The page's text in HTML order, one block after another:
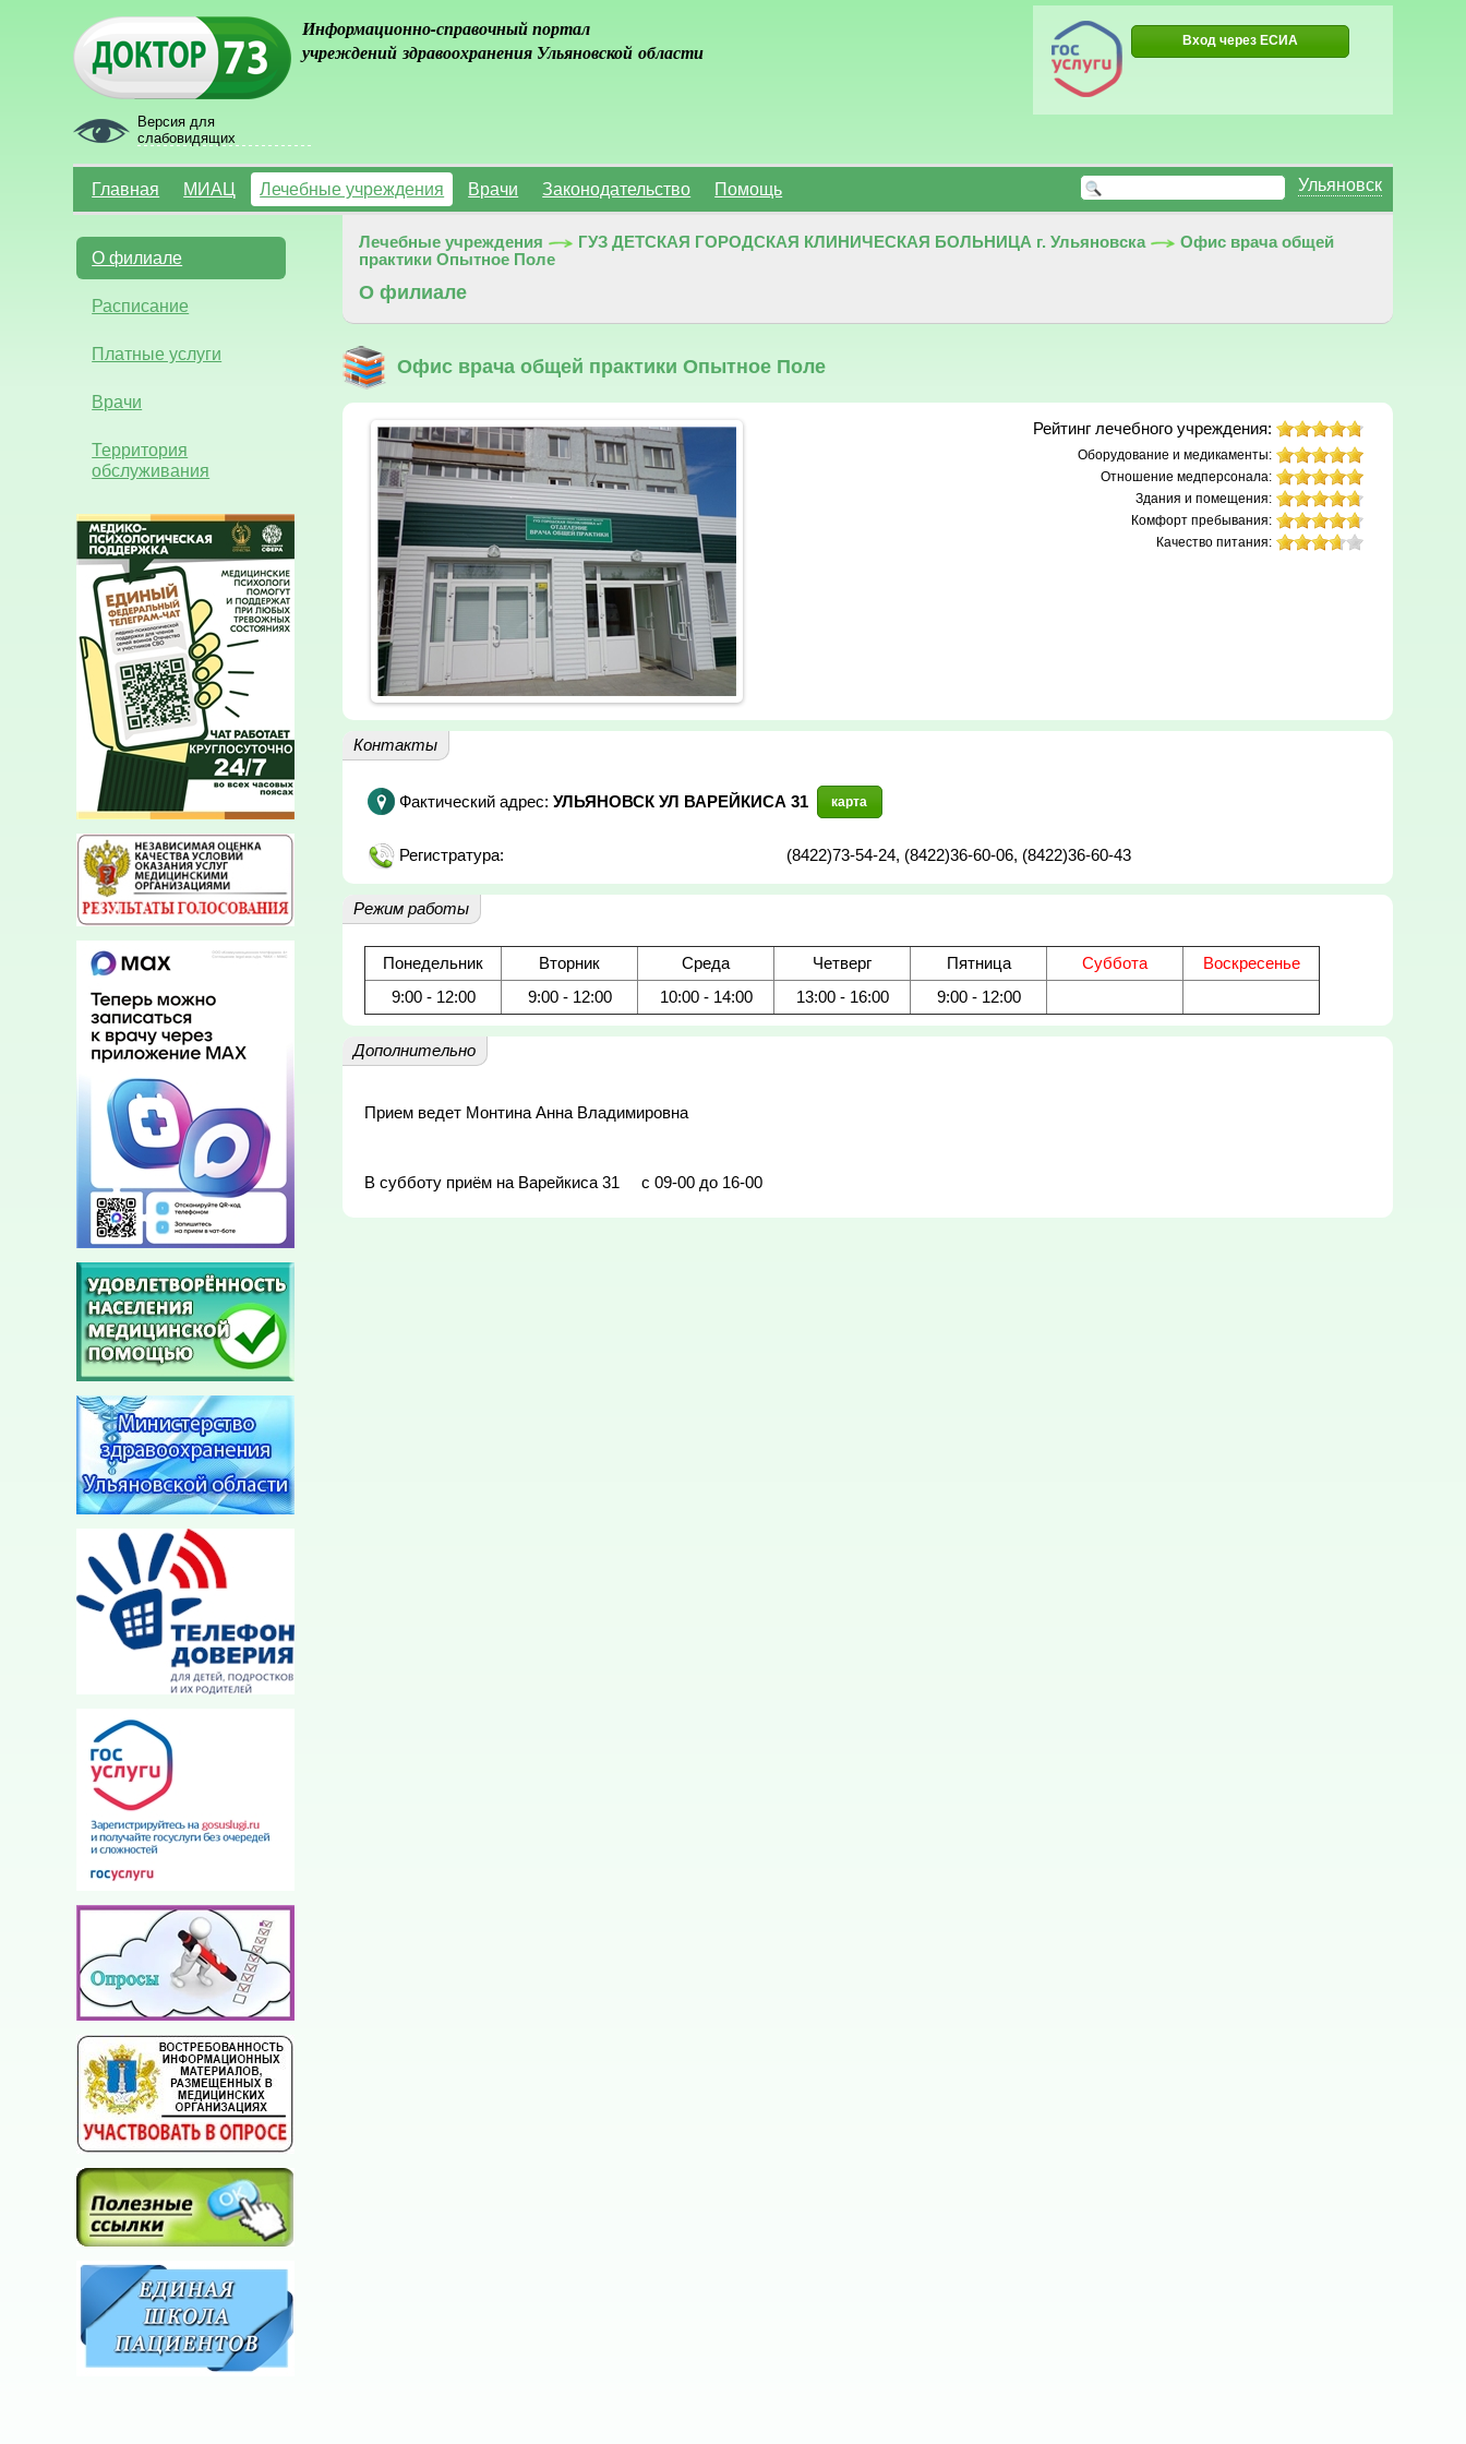
Версия для
слабовидящих
Информационно-справочный портал
учреждений здравоохранения Ульяновской области
Вход через ЕСИА
Ульяновск
Главная МИАЦ Лечебные учреждения Врачи Законодательство Помощь
О филиале
Расписание
Платные услуги
Врачи
Территория
обслуживания
Лечебные учреждения ГУЗ ДЕТСКАЯ ГОРОДСКАЯ КЛИНИЧЕСКАЯ БОЛЬНИЦА г. Ульяновска
Офис врача общей
практики Опытное Поле
О филиале
Офис врача общей практики Опытное Поле
Рейтинг лечебного учреждения:
Оборудование и медикаменты:
Отношение медперсонала:
Здания и помещения:
Комфорт пребывания:
Качество питания:
Контакты
Фактический адрес: УЛЬЯНОВСК УЛ ВАРЕЙКИСА 31 карта
Регистратура: (8422)73-54-24, (8422)36-60-06, (8422)36-60-43
Режим работы
Понедельник Вторник Среда Четверг Пятница Суббота
Воскресенье
9:00 - 12:00
9:00 - 12:00 10:00 - 14:00 13:00 - 16:00 9:00 - 12:00
Дополнительно
Прием ведет Монтина Анна Владимировна
В субботу приём на Варейкиса 31     с 09-00 до 16-00